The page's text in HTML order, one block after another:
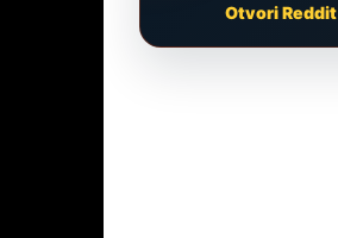
Otvori Reddit